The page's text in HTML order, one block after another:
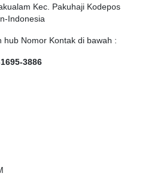
Kec. Pakuhaji Kodepos
Indonesia
hub Nomor Kontak di bawah :
3886